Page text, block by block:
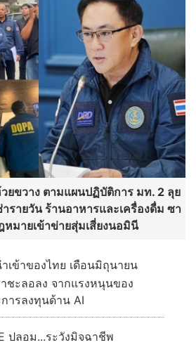
ขวาง ตามแผนปฏิบัติการ มท. 2 ลุย
รายวัน ร้านอาหารและเครื่องดื่ม ซา
มายเข้าข่ายสุ่มเสี่ยงนอมินี
เข้าของไทย เดือนมิถุนายน
ชะลอลง จากแรงหนุนของ
ารลงทุนด้าน AI
ปลอม...ระวังมิจฉาชีพ